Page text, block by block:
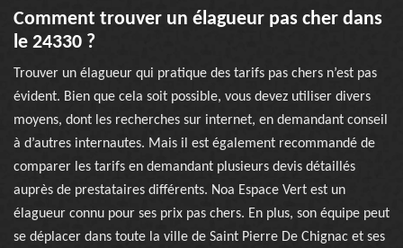
Comment trouver un élagueur pas cher dans
le 24330 ?
Trouver un élagueur qui pratique des tarifs pas chers n’est pas
évident. Bien que cela soit possible, vous devez utiliser divers
moyens, dont les recherches sur internet, en demandant conseil
à d’autres internautes. Mais il est également recommandé de
comparer les tarifs en demandant plusieurs devis détaillés
auprès de prestataires différents. Noa Espace Vert est un
élagueur connu pour ses prix pas chers. En plus, son équipe peut
se déplacer dans toute la ville de Saint Pierre De Chignac et ses